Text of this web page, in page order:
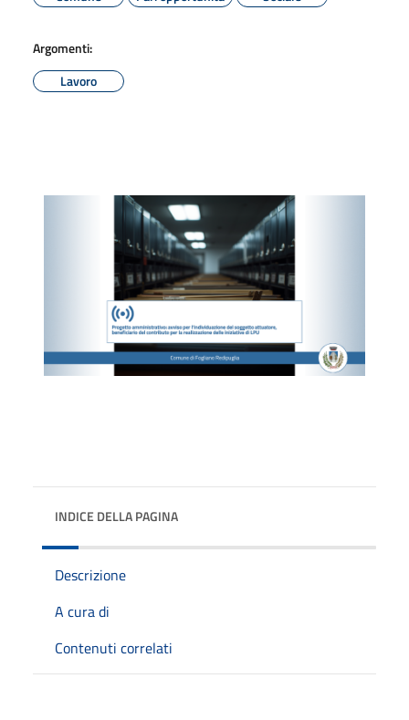
Argomenti:
Lavoro
INDICE DELLA PAGINA
Descrizione
A cura di
Contenuti correlati